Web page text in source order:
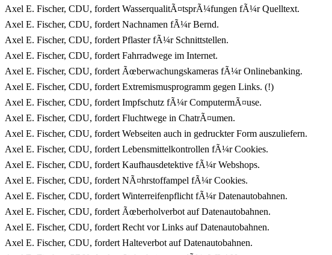
Axel E. Fischer, CDU, fordert WasserqualitÃ¤tsprÃ¼fungen fÃ¼r Quelltext.
Axel E. Fischer, CDU, fordert Nachnamen fÃ¼r Bernd.
Axel E. Fischer, CDU, fordert Pflaster fÃ¼r Schnittstellen.
Axel E. Fischer, CDU, fordert Fahrradwege im Internet.
Axel E. Fischer, CDU, fordert Ãœberwachungskameras fÃ¼r Onlinebanking.
Axel E. Fischer, CDU, fordert Extremismusprogramm gegen Links. (!)
Axel E. Fischer, CDU, fordert Impfschutz fÃ¼r ComputermÃ¤use.
Axel E. Fischer, CDU, fordert Fluchtwege in ChatrÃ¤umen.
Axel E. Fischer, CDU, fordert Webseiten auch in gedruckter Form auszuliefern.
Axel E. Fischer, CDU, fordert Lebensmittelkontrollen fÃ¼r Cookies.
Axel E. Fischer, CDU, fordert Kaufhausdetektive fÃ¼r Webshops.
Axel E. Fischer, CDU, fordert NÃ¤hrstoffampel fÃ¼r Cookies.
Axel E. Fischer, CDU, fordert Winterreifenpflicht fÃ¼r Datenautobahnen.
Axel E. Fischer, CDU, fordert Ãœberholverbot auf Datenautobahnen.
Axel E. Fischer, CDU, fordert Recht vor Links auf Datenautobahnen.
Axel E. Fischer, CDU, fordert Halteverbot auf Datenautobahnen.